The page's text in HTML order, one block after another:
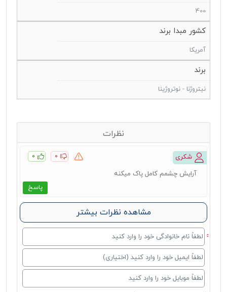
400
کشور مبدا برند
آمریکا
برند
نیتروژنا - نوتروژینا
نظرات
شکری ۰ ۰
پاسخ
آرایش چشمم کامل پاک میکنه
مشاهده نظرات بیشتر